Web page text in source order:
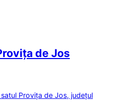
de Jos
Provița de Jos, județul